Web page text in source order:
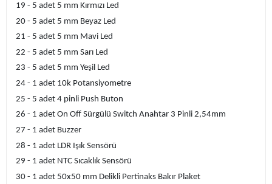
19 - 5 adet 5 mm Kırmızı Led
20 - 5 adet 5 mm Beyaz Led
21 - 5 adet 5 mm Mavi Led
22 - 5 adet 5 mm Sarı Led
23 - 5 adet 5 mm Yeşil Led
24 - 1 adet 10k Potansiyometre
25 - 5 adet 4 pinli Push Buton
26 - 1 adet On Off Sürgülü Switch Anahtar 3 Pinli 2,54mm
27 - 1 adet Buzzer
28 - 1 adet LDR Işık Sensörü
29 - 1 adet NTC Sıcaklık Sensörü
30 - 1 adet 50x50 mm Delikli Pertinaks Bakır Plaket